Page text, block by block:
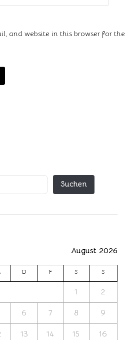
and website in this browser for the
Suchen
August 2026
D F S S
1 2
6 7 8 9
13 14 15 16